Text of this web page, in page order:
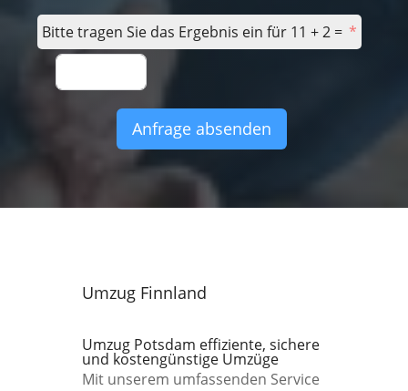
Bitte tragen Sie das Ergebnis ein für 11 + 2 =
Anfrage absenden
Umzug Finnland
Umzug Potsdam effiziente, sichere
und kostengünstige Umzüge
Mit unserem umfassenden Service